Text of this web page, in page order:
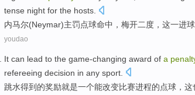
tense night for the hosts.
内马尔(Neymar)主罚点球命中， 梅开二 度， 这一进球
youdao
It can lead to the game-changing award of a
refereeing decision in any sport
跳水得到的奖励就是一个能改变比赛进程的点球 ，这